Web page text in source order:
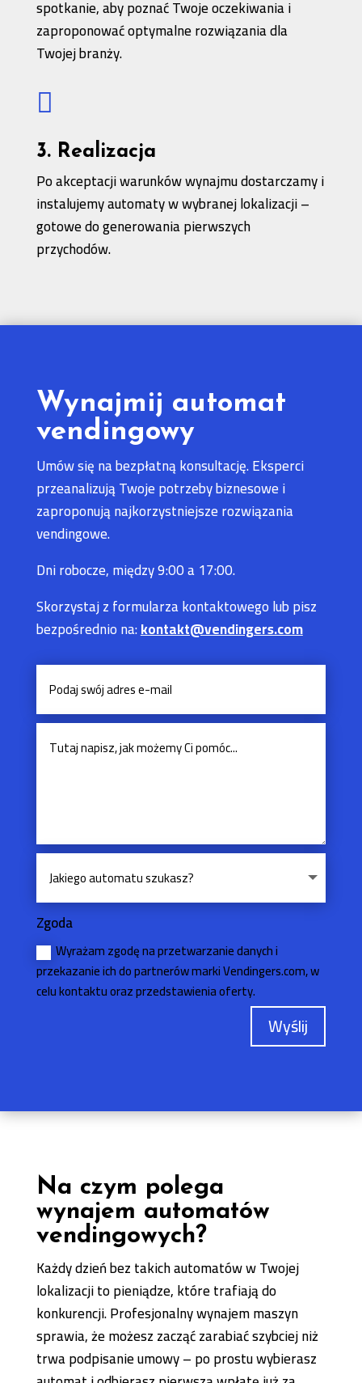
spotkanie, aby poznać Twoje oczekiwania i
zaproponować optymalne rozwiązania dla
Twojej branży.

3. Realizacja
Po akceptacji warunków wynajmu dostarczamy i
instalujemy automaty w wybranej lokalizacji –
gotowe do generowania pierwszych
przychodów.
Wynajmij automat
vendingowy
Umów się na bezpłatną konsultację. Eksperci
przeanalizują Twoje potrzeby biznesowe i
zaproponują najkorzystniejsze rozwiązania
vendingowe.
Dni robocze, między 9:00 a 17:00.
Skorzystaj z formularza kontaktowego lub pisz
bezpośrednio na:kontakt@vendingers.com
Zgoda
Wyrażam zgodę na przetwarzanie danych i
przekazanie ich do partnerów marki Vendingers.com, w
celu kontaktu oraz przedstawienia oferty.
Wyślij
Na czym polega
wynajem automatów
vendingowych?
Każdy dzień bez takich automatów w Twojej
lokalizacji to pieniądze, które trafiają do
konkurencji. Profesjonalny wynajem maszyn
sprawia, że możesz zacząć zarabiać szybciej niż
trwa podpisanie umowy – po prostu wybierasz